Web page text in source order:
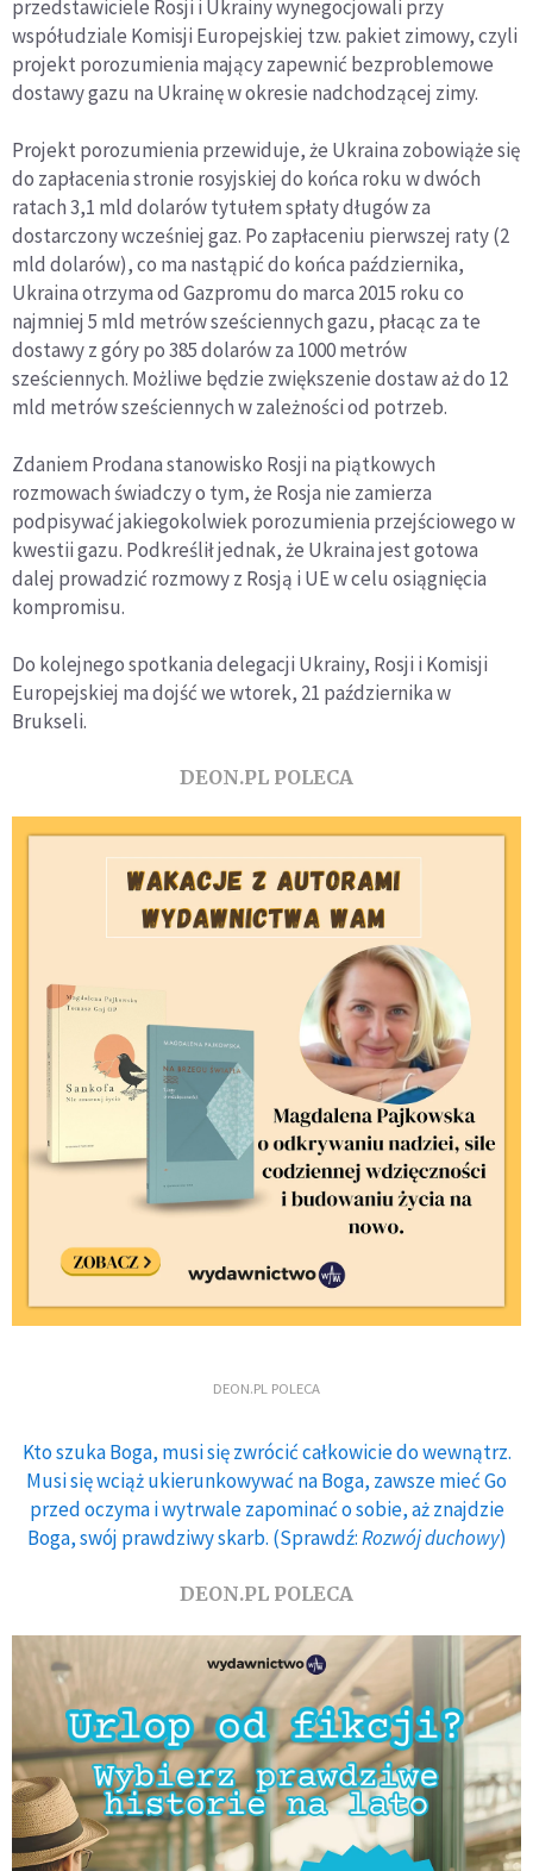
przedstawiciele Rosji i Ukrainy wynegocjowali przy
współudziale Komisji Europejskiej tzw. pakiet zimowy, czyli
projekt porozumienia mający zapewnić bezproblemowe
dostawy gazu na Ukrainę w okresie nadchodzącej zimy.
Projekt porozumienia przewiduje, że Ukraina zobowiąże się
do zapłacenia stronie rosyjskiej do końca roku w dwóch
ratach 3,1 mld dolarów tytułem spłaty długów za
dostarczony wcześniej gaz. Po zapłaceniu pierwszej raty (2
mld dolarów), co ma nastąpić do końca października,
Ukraina otrzyma od Gazpromu do marca 2015 roku co
najmniej 5 mld metrów sześciennych gazu, płacąc za te
dostawy z góry po 385 dolarów za 1000 metrów
sześciennych. Możliwe będzie zwiększenie dostaw aż do 12
mld metrów sześciennych w zależności od potrzeb.
Zdaniem Prodana stanowisko Rosji na piątkowych
rozmowach świadczy o tym, że Rosja nie zamierza
podpisywać jakiegokolwiek porozumienia przejściowego w
kwestii gazu. Podkreślił jednak, że Ukraina jest gotowa
dalej prowadzić rozmowy z Rosją i UE w celu osiągnięcia
kompromisu.
Do kolejnego spotkania delegacji Ukrainy, Rosji i Komisji
Europejskiej ma dojść we wtorek, 21 października w
Brukseli.
DEON.PL POLECA
DEON.PL POLECA
Kto szuka Boga, musi się zwrócić całkowicie do wewnątrz.
Musi się wciąż ukierunkowywać na Boga, zawsze mieć Go
przed oczyma i wytrwale zapominać o sobie, aż znajdzie
Boga, swój prawdziwy skarb. (Sprawdź:Rozwój duchowy)
DEON.PL POLECA